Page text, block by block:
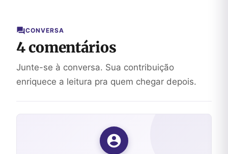
CONVERSA
4 comentários
Junte-se à conversa. Sua contribuição
enriquece a leitura pra quem chegar depois.